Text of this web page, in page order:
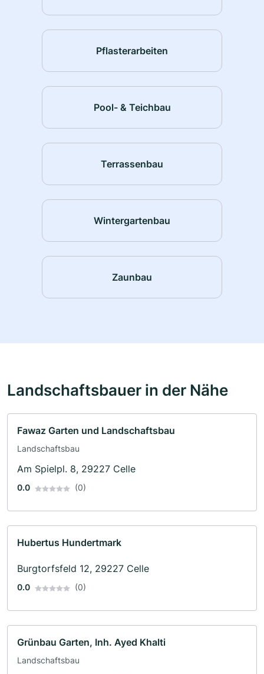
Pflasterarbeiten
Pool- & Teichbau
Terrassenbau
Wintergartenbau
Zaunbau
Landschaftsbauer in der Nähe
Fawaz Garten und Landschaftsbau
Landschaftsbau
Am Spielpl. 8, 29227 Celle
0.0 (0)
Hubertus Hundertmark
Burgtorfsfeld 12, 29227 Celle
0.0 (0)
Grünbau Garten, Inh. Ayed Khalti
Landschaftsbau